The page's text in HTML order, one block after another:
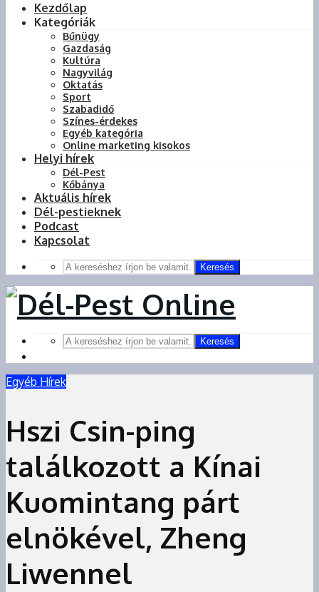
Kezdőlap
Kategóriák
Bűnügy
Gazdaság
Kultúra
Nagyvilág
Oktatás
Sport
Szabadidő
Színes-érdekes
Egyéb kategória
Online marketing kisokos
Helyi hírek
Dél-Pest
Kőbánya
Aktuális hírek
Dél-pestieknek
Podcast
Kapcsolat
Keresés
Keresés
Egyéb Hírek
Hszi Csin-ping
találkozott a Kínai
Kuomintang párt
elnökével, Zheng
Liwennel